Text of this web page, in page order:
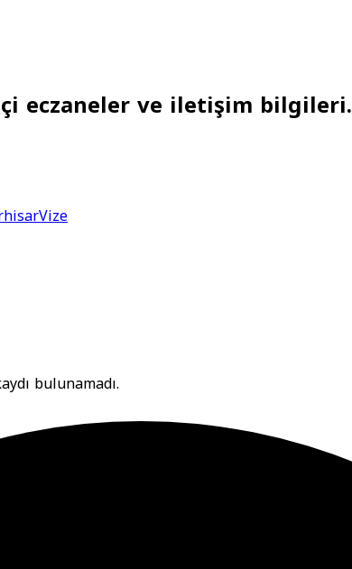
eczaneler ve iletişim bilgileri.
Vize
bulunamadı.